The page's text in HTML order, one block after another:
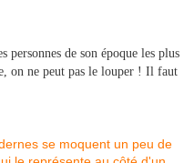
personnes de son époque les plus
on ne peut pas le louper ! Il faut